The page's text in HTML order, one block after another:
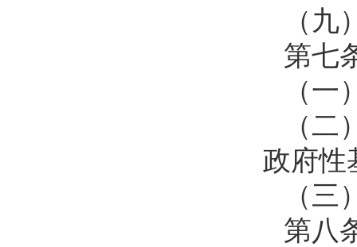
（
第七
（
（
政府性
（
第八